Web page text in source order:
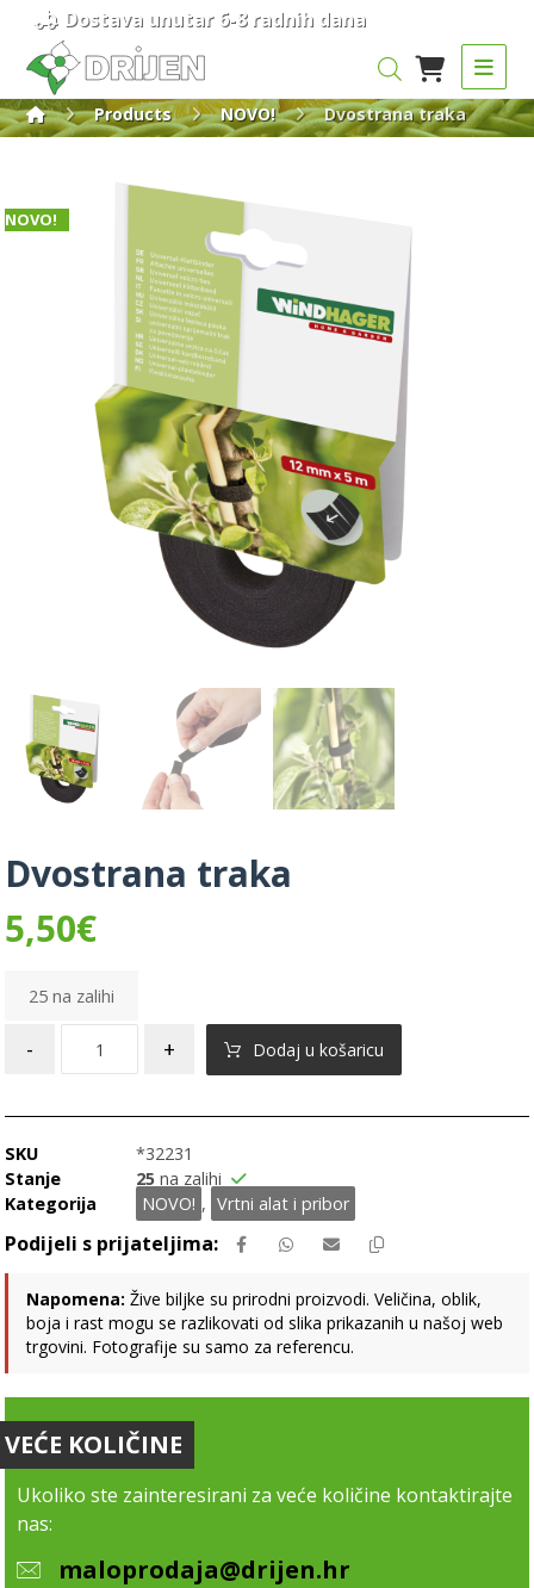
Dostava unutar 6-8 radnih dana
Products NOVO! Dvostrana traka
NOVO!
Dvostrana traka
5,50€
25 na zalihi
- + Dodaj u košaricu
SKU
*32231
Stanje
25 na zalihi
Kategorija
NOVO! , Vrtni alat i pribor
Napomena: Žive biljke su prirodni proizvodi. Veličina, oblik,
boja i rast mogu se razlikovati od slika prikazanih u našoj web
trgovini. Fotografije su samo za referencu.
VEĆE KOLIČINE
Ukoliko ste zainteresirani za veće količine kontaktirajte
nas:
maloprodaja@drijen.hr